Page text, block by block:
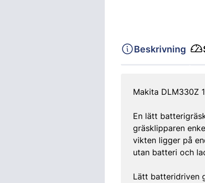
Beskrivning
Makita DLM330Z
En lätt
gräsklipparen
vikten ligger på
utan batteri och
Lätt batteridriven